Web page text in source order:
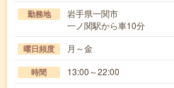
勤務地
岩手県一関市
一ノ関駅から車10分
曜日頻度 月～金
時間 13:00～22:00